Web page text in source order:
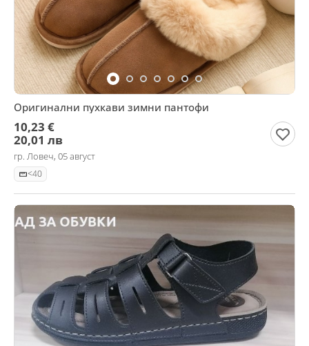
Оригинални пухкави зимни пантофи
10,23 €
20,01 лв
гр. Ловеч, 05 август
<40